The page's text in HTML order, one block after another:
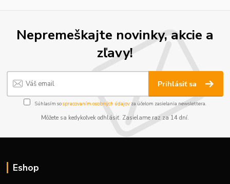
Nepremeškajte novinky, akcie a
zľavy!
Prihlásiť sa
Súhlasím sospracovaním osobných údajov za účelom zasielania newslettera.
Môžete sa kedykoľvek odhlásiť. Zasielame raz za 14 dní.
Eshop